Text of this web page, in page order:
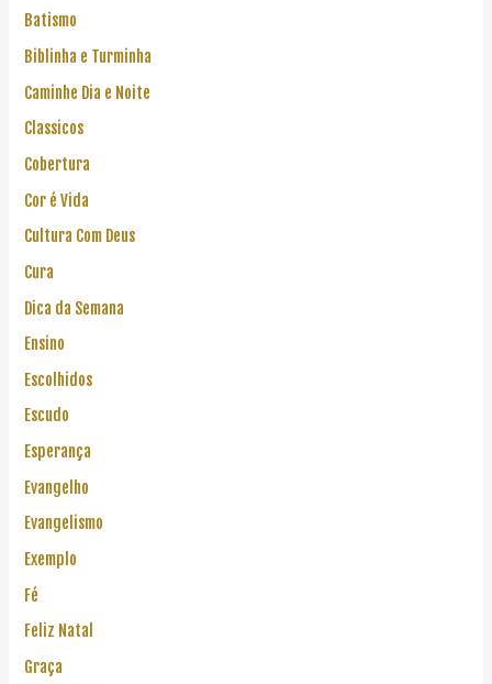
Batismo
Biblinha e Turminha
Caminhe Dia e Noite
Classicos
Cobertura
Cor é Vida
Cultura Com Deus
Cura
Dica da Semana
Ensino
Escolhidos
Escudo
Esperança
Evangelho
Evangelismo
Exemplo
Fé
Feliz Natal
Graça